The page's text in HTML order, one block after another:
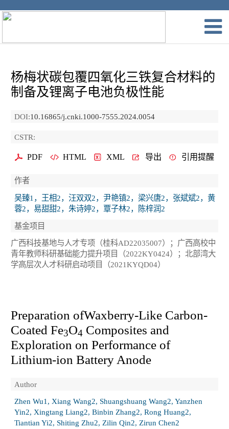
杨梅状碳包覆四氧化三铁复合材料的
制备及锂离子电池负极性能
DOI:10.16865/j.cnki.1000-7555.2024.0054
CSTR:
PDF HTML XML 导出 引用提醒
作者
吴臻1，王相2，汪双双2，尹艳镇2，梁兴唐2，张斌斌2，黄
蓉2，易甜甜2，朱诗婷2，覃子林2，陈梓润2
基金项目
广西科技基地与人才专项（桂科AD22035007）；广西高校中
青年教师科研基础能力提升项目（2022KY0424）；北部湾大
学高层次人才科研启动项目（2021KYQD04）
Preparation ofWaxberry-Like Carbon-
Coated Fe3O4 Composites and
Exploration on Performance of
Lithium-ion Battery Anode
Author
Zhen Wu1, Xiang Wang2, Shuangshuang Wang2, Yanzhen
Yin2, Xingtang Liang2, Binbin Zhang2, Rong Huang2,
Tiantian Yi2, Shiting Zhu2, Zilin Qin2, Zirun Chen2